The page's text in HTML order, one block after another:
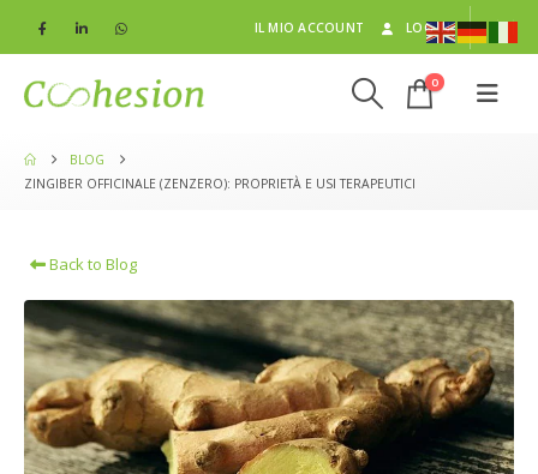
IL MIO ACCOUNT LOG IN
0
BLOG
ZINGIBER OFFICINALE (ZENZERO): PROPRIETÀ E USI TERAPEUTICI
Back to Blog